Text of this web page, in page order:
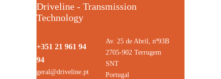
Driveline - Transmission
Technology
+351 21 961 94
94
geral@driveline.pt
Av. 25 de Abril, nº93B
2705-902 Terrugem
SNT
Portugal